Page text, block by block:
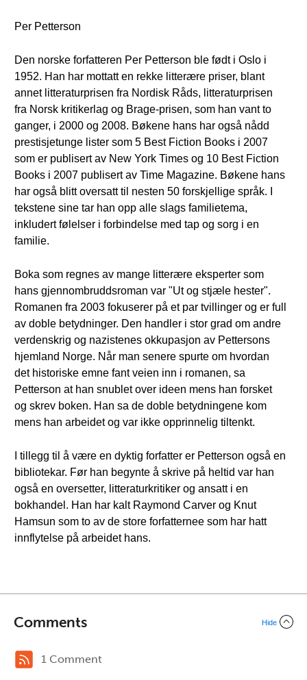
Per Petterson
Den norske forfatteren Per Petterson ble født i Oslo i
1952. Han har mottatt en rekke litterære priser, blant
annet litteraturprisen fra Nordisk Råds, litteraturprisen
fra Norsk kritikerlag og Brage-prisen, som han vant to
ganger, i 2000 og 2008. Bøkene hans har også nådd
prestisjetunge lister som 5 Best Fiction Books i 2007
som er publisert av New York Times og 10 Best Fiction
Books i 2007 publisert av Time Magazine. Bøkene hans
har også blitt oversatt til nesten 50 forskjellige språk. I
tekstene sine tar han opp alle slags familietema,
inkludert følelser i forbindelse med tap og sorg i en
familie.
Boka som regnes av mange litterære eksperter som
hans gjennombruddsroman var "Ut og stjæle hester".
Romanen fra 2003 fokuserer på et par tvillinger og er full
av doble betydninger. Den handler i stor grad om andre
verdenskrig og nazistenes okkupasjon av Pettersons
hjemland Norge. Når man senere spurte om hvordan
det historiske emne fant veien inn i romanen, sa
Petterson at han snublet over ideen mens han forsket
og skrev boken. Han sa de doble betydningene kom
mens han arbeidet og var ikke opprinnelig tiltenkt.
I tillegg til å være en dyktig forfatter er Petterson også en
bibliotekar. Før han begynte å skrive på heltid var han
også en oversetter, litteraturkritiker og ansatt i en
bokhandel. Han har kalt Raymond Carver og Knut
Hamsun som to av de store forfatternee som har hatt
innflytelse på arbeidet hans.
Comments Hide
1 Comment